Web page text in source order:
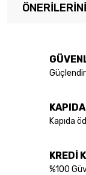
tarafımıza
Görüş ve
Ürün
Ürün bilgilerinde
Bu ürüne benzer
Kapıda
KREDİ
%100